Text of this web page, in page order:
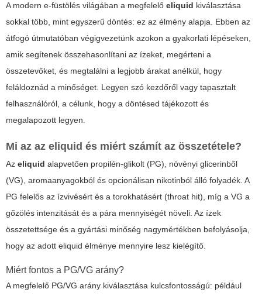
A modern e-füstölés világában a megfelelő eliquid kiválasztása
sokkal több, mint egyszerű döntés: ez az élmény alapja. Ebben az
átfogó útmutatóban végigvezetünk azokon a gyakorlati lépéseken,
amik segítenek összehasonlítani az ízeket, megérteni a
összetevőket, és megtalálni a legjobb árakat anélkül, hogy
feláldoznád a minőséget. Legyen szó kezdőről vagy tapasztalt
felhasználóról, a célunk, hogy a döntésed tájékozott és
megalapozott legyen.
Mi az az eliquid és miért számít az összetétele?
Az eliquid alapvetően propilén-glikolt (PG), növényi glicerinből
(VG), aromaanyagokból és opcionálisan nikotinból álló folyadék. A
PG felelős az ízvivésért és a torokhatásért (throat hit), míg a VG a
gőzölés intenzitását és a pára mennyiségét növeli. Az ízek
összetettsége és a gyártási minőség nagymértékben befolyásolja,
hogy az adott eliquid élménye mennyire lesz kielégítő.
Miért fontos a PG/VG arány?
A megfelelő PG/VG arány kiválasztása kulcsfontosságú: például